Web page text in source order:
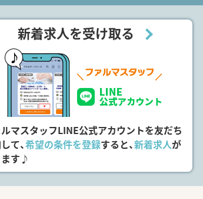
新着求人を受け取る
マスタッフLINE公式アカウントを友だち
て、希望の条件を登録すると、新着求人が
す♪